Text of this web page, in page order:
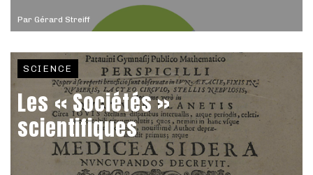
Par Gérard Streiff
SCIENCE
Les « Sociétés »
scientifiques